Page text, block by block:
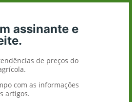
assinante e
de preços do
com as informações
artigos.